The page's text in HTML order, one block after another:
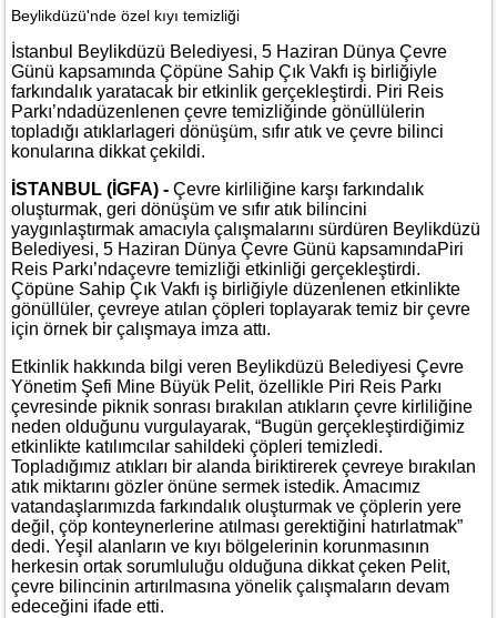
Beylikdüzü'nde özel kıyı temizliği
İstanbul Beylikdüzü Belediyesi, 5 Haziran Dünya Çevre
Günü kapsamında Çöpüne Sahip Çık Vakfı iş birliğiyle
farkındalık yaratacak bir etkinlik gerçekleştirdi. Piri Reis
Parkı’ndadüzenlenen çevre temizliğinde gönüllülerin
topladığı atıklarlageri dönüşüm, sıfır atık ve çevre bilinci
konularına dikkat çekildi.
İSTANBUL (İGFA) - Çevre kirliliğine karşı farkındalık
oluşturmak, geri dönüşüm ve sıfır atık bilincini
yaygınlaştırmak amacıyla çalışmalarını sürdüren Beylikdüzü
Belediyesi, 5 Haziran Dünya Çevre Günü kapsamındaPiri
Reis Parkı’ndaçevre temizliği etkinliği gerçekleştirdi.
Çöpüne Sahip Çık Vakfı iş birliğiyle düzenlenen etkinlikte
gönüllüler, çevreye atılan çöpleri toplayarak temiz bir çevre
için örnek bir çalışmaya imza attı.
Etkinlik hakkında bilgi veren Beylikdüzü Belediyesi Çevre
Yönetim Şefi Mine Büyük Pelit, özellikle Piri Reis Parkı
çevresinde piknik sonrası bırakılan atıkların çevre kirliliğine
neden olduğunu vurgulayarak, “Bugün gerçekleştirdiğimiz
etkinlikte katılımcılar sahildeki çöpleri temizledi.
Topladığımız atıkları bir alanda biriktirerek çevreye bırakılan
atık miktarını gözler önüne sermek istedik. Amacımız
vatandaşlarımızda farkındalık oluşturmak ve çöplerin yere
değil, çöp konteynerlerine atılması gerektiğini hatırlatmak”
dedi. Yeşil alanların ve kıyı bölgelerinin korunmasının
herkesin ortak sorumluluğu olduğuna dikkat çeken Pelit,
çevre bilincinin artırılmasına yönelik çalışmaların devam
edeceğini ifade etti.